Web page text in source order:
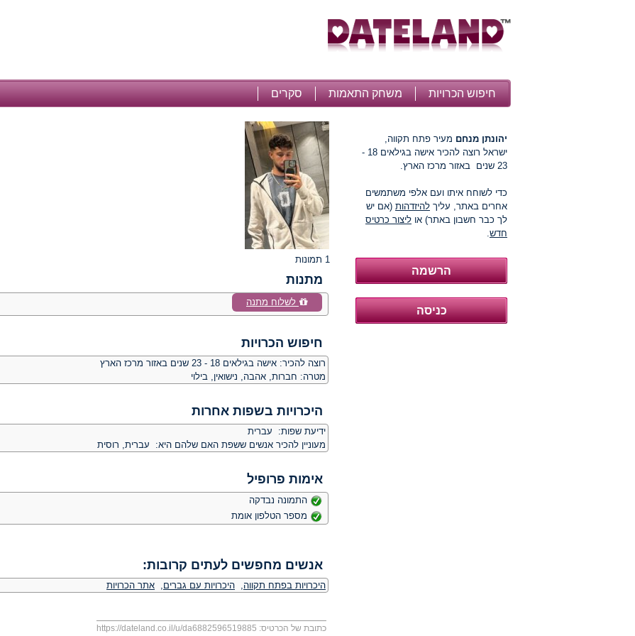
חיפוש הכרויות משחק התאמות סקרים
יהונתן מנחם מעיר פתח תקווה,
ישראל רוצה להכיר אישה בגילאים 18 -
23 שנים באזור מרכז הארץ.
כדי לשוחח איתו ועם אלפי משתמשים
אחרים באתר, עליך להיזדהות (אם יש
לך כבר חשבון באתר) או ליצור כרטיס
חדש.
1 תמונות
מתנות
לשלוח מתנה
חיפוש הכרויות
רוצה להכיר: אישה בגילאים 18 - 23 שנים באזור מרכז הארץ
מטרה: חברות, אהבה, נישואין, בילוי
היכרויות בשפות אחרות
ידיעת שפות: עברית
מעוניין להכיר אנשים ששפת האם שלהם היא: עברית, רוסית
אימות פרופיל
התמונה נבדקה
מספר הטלפון אומת
אנשים מחפשים לעתים קרובות:
היכרויות בפתח תקווה, היכרויות עם גברים, אתר הכרויות
כתובת של הכרטיס: https://dateland.co.il/u/da6882596519885